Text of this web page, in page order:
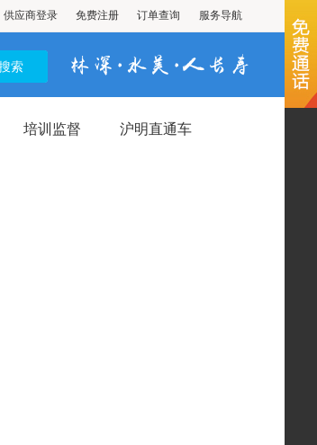
供应商登录 免费注册 订单查询 服务导航
培训监督 沪明直通车